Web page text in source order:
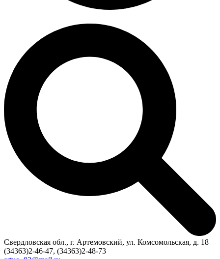
Свердловская обл., г. Артемовский, ул. Комсомольская, д. 18
(34363)2-46-47, (34363)2-48-73